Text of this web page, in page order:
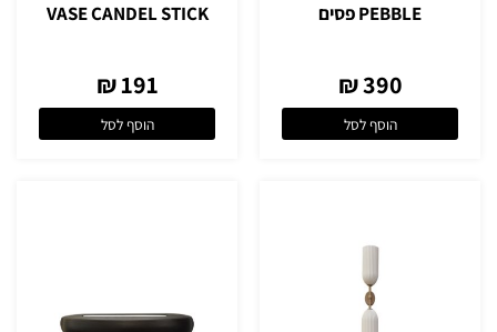
PEBBLE פסים
390 ₪
הוסף לסל
VASE CANDEL STICK
191 ₪
הוסף לסל